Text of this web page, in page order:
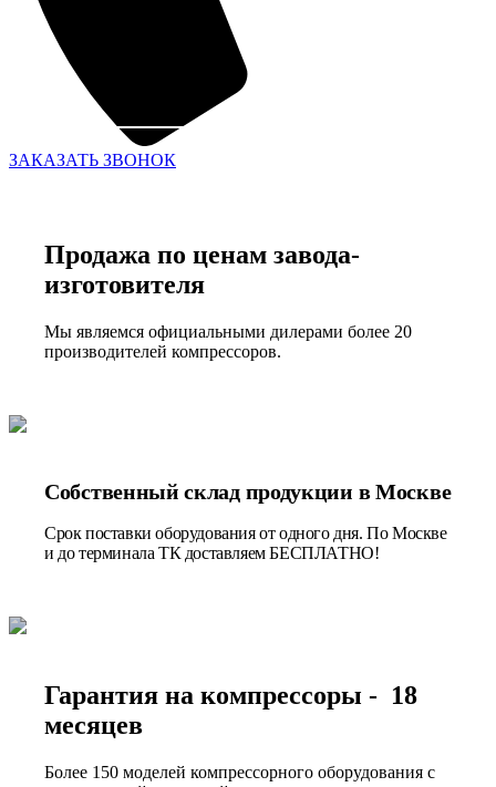
ЗАКАЗАТЬ ЗВОНОК
Продажа по ценам завода-
изготовителя
Мы являемся официальными дилерами более 20
производителей компрессоров.
Собственный склад продукции в Москве
Срок поставки оборудования от одного дня. По Москве
и до терминала ТК доставляем БЕСПЛАТНО!
Гарантия на компрессоры - 18
месяцев
Более 150 моделей компрессорного оборудования с